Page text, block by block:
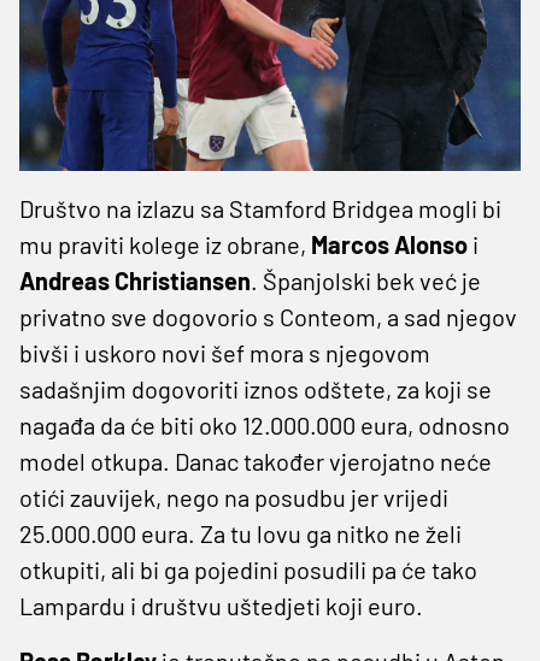
Društvo na izlazu sa Stamford Bridgea mogli bi
mu praviti kolege iz obrane, Marcos Alonso i
Andreas Christiansen. Španjolski bek već je
privatno sve dogovorio s Conteom, a sad njegov
bivši i uskoro novi šef mora s njegovom
sadašnjim dogovoriti iznos odštete, za koji se
nagađa da će biti oko 12.000.000 eura, odnosno
model otkupa. Danac također vjerojatno neće
otići zauvijek, nego na posudbu jer vrijedi
25.000.000 eura. Za tu lovu ga nitko ne želi
otkupiti, ali bi ga pojedini posudili pa će tako
Lampardu i društvu uštedjeti koji euro.